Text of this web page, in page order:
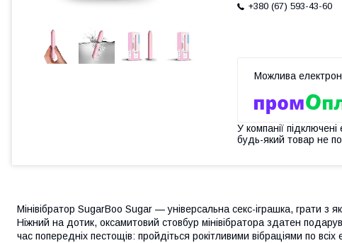
+380 (67) 593-43-60
У компанії
будь-який товар не
Мінівібратор SugarBoo Sugar — універсальна секс-іграшка, грати з
Ніжний на дотик, оксамитовий стовбур мінівібратора здатен
час попередніх пестощів: пройдіться рокітливими вібраціями по